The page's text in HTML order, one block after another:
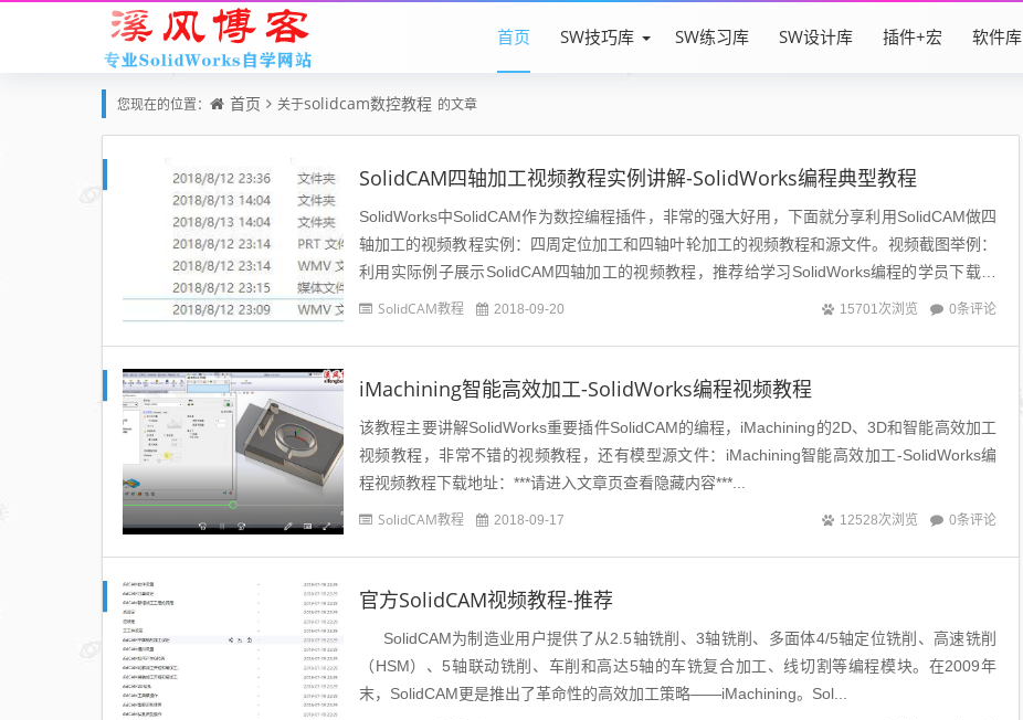
首页 SW技巧库 SW练习库 SW设计库 插件+宏 软件库
您现在的位置： 首页 关于solidcam数控教程 的文章
SolidCAM四轴加工视频教程实例讲解-SolidWorks编程典型教程
SolidWorks中SolidCAM作为数控编程插件，非常的强大好用，下面就分享利用SolidCAM做四
轴加工的视频教程实例：四周定位加工和四轴叶轮加工的视频教程和源文件。视频截图举例：
利用实际例子展示SolidCAM四轴加工的视频教程，推荐给学习SolidWorks编程的学员下载学
习。Solid...
SolidCAM教程 2018-09-20 15701次浏览 0条评论
iMachining智能高效加工-SolidWorks编程视频教程
该教程主要讲解SolidWorks重要插件SolidCAM的编程，iMachining的2D、3D和智能高效加工
视频教程，非常不错的视频教程，还有模型源文件：iMachining智能高效加工-SolidWorks编
程视频教程下载地址：***请进入文章页查看隐藏内容***...
SolidCAM教程 2018-09-17 12528次浏览 0条评论
官方SolidCAM视频教程-推荐
SolidCAM为制造业用户提供了从2.5轴铣削、3轴铣削、多面体4/5轴定位铣削、高速铣削
（HSM）、5轴联动铣削、车削和高达5轴的车铣复合加工、线切割等编程模块。在2009年
末，SolidCAM更是推出了革命性的高效加工策略——iMachining。Sol...